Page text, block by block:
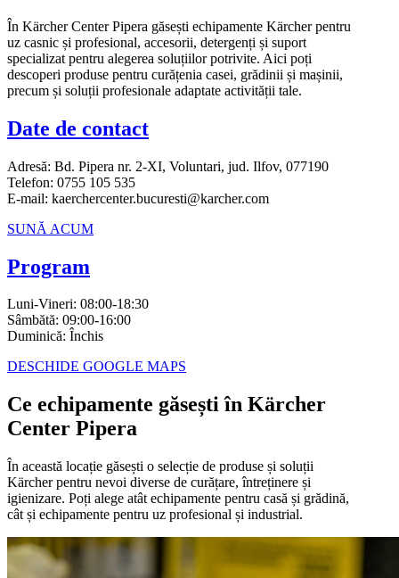
În Kärcher Center Pipera găsești echipamente Kärcher pentru
uz casnic și profesional, accesorii, detergenți și suport
specializat pentru alegerea soluțiilor potrivite. Aici poți
descoperi produse pentru curățenia casei, grădinii și mașinii,
precum și soluții profesionale adaptate activității tale.
Date de contact
Adresă: Bd. Pipera nr. 2-XI, Voluntari, jud. Ilfov, 077190
Telefon: 0755 105 535
E-mail: kaerchercenter.bucuresti@karcher.com
SUNĂ ACUM
Program
Luni-Vineri: 08:00-18:30
Sâmbătă: 09:00-16:00
Duminică: Închis
DESCHIDE GOOGLE MAPS
Ce echipamente găsești în Kärcher
Center Pipera
În această locație găsești o selecție de produse și soluții
Kärcher pentru nevoi diverse de curățare, întreținere și
igienizare. Poți alege atât echipamente pentru casă și grădină,
cât și echipamente pentru uz profesional și industrial.